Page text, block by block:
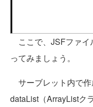
ここで、JSFファイ
ってみましょう。
サーブレット内で
dataList（ArrayListク